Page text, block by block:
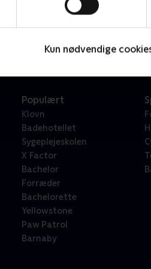
Kun nødvendige
Populært
Klovn
Badehotellet
Sygeplejeskolen
X Factor
Bachelor
Forræder
Bachelorette
Yellowstone
Paw Patrol
Barnaby